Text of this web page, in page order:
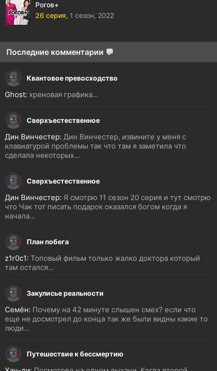
Рогов+
26 серия, 1 сезон, 2022
Последние комментарии 💬
Квантовое превосходство
Ghost: хреновая графика...
Сверхъестественное
Дин Винчестер: Дин Винчестер, извините у меня с
клавиатурой проблемы так что там я заметила что
сделала некоторых...
Сверхъестественное
Дин Винчестер: Я смотрю 11 сезон 20 серия и тут смотрю
что Чак тот писать подарок оказался богом когда я
начала...
План побега
z1r0c1: Топовый фильм только жалко доктора который
там остался...
Закулисье реальности
Семён: Почему на 42 минуте слышен смех? если что
еще не досмотрел до конца так же были видны какие то
люди...
Путешествие к бессмертию